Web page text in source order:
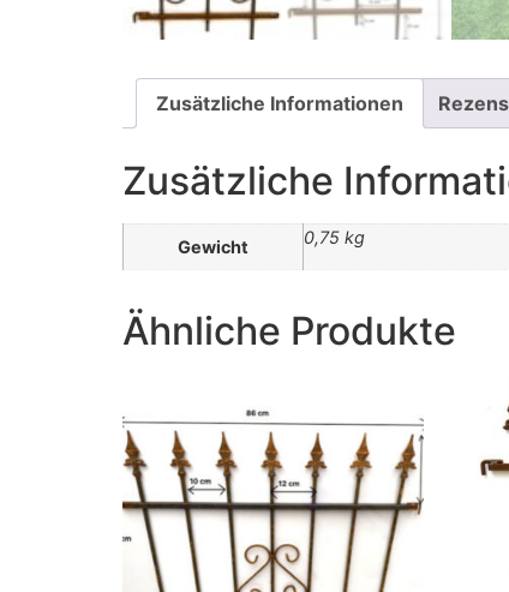
Zusätzliche Informationen
Zusätzliche
Gewicht 0,75 kg
Ähnliche Produkte